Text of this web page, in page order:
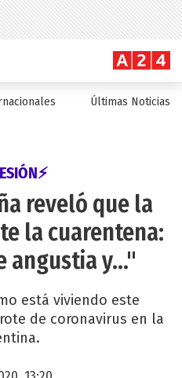
Últimas Noticias
reveló que la
la cuarentena:
angustia y..."
está viviendo este
de coronavirus en la